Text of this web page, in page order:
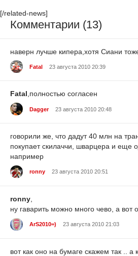
[/related-news]
Комментарии (13)
наверн лучше кипера,хотя Сиани
Fatal 23 августа 2010 20:39
Fatal,полностью согласен
Dagger 23 августа 2010 20:48
говорили же, что дадут 40 млн на
покупает скилаччи, шварцера и еще
например
ronny 23 августа 2010 20:51
ronny
ну гаварить можно много чево, а вот
ArS2010=) 23 августа 2010 21:03
вот как оно на бумаге скажем так .. а